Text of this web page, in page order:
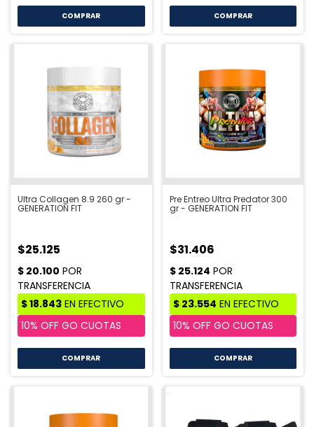
COMPRAR COMPRAR
Ultra Collagen 8.9 260 gr -
GENERATION FIT
$25.125
COMPRAR
Pre Entreo Ultra Predator 300
gr - GENERATION FIT
$31.406
COMPRAR